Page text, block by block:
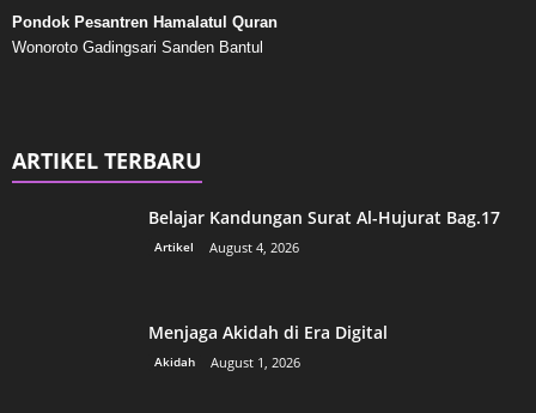
Pondok Pesantren Hamalatul Quran
Wonoroto Gadingsari Sanden Bantul
ARTIKEL TERBARU
Belajar Kandungan Surat Al-Hujurat Bag.17
Artikel August 4, 2026
Menjaga Akidah di Era Digital
Akidah August 1, 2026